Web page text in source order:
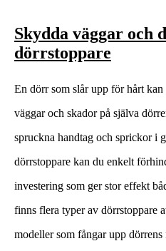
Skydda väggar och
dörrstoppare
En dörr som slår upp för hårt
väggar och skador på själva
spruckna handtag och sprickor i
dörrstoppare kan du enkelt
investering som ger stor effekt
finns flera typer av dörrstoppare
modeller som fångar upp